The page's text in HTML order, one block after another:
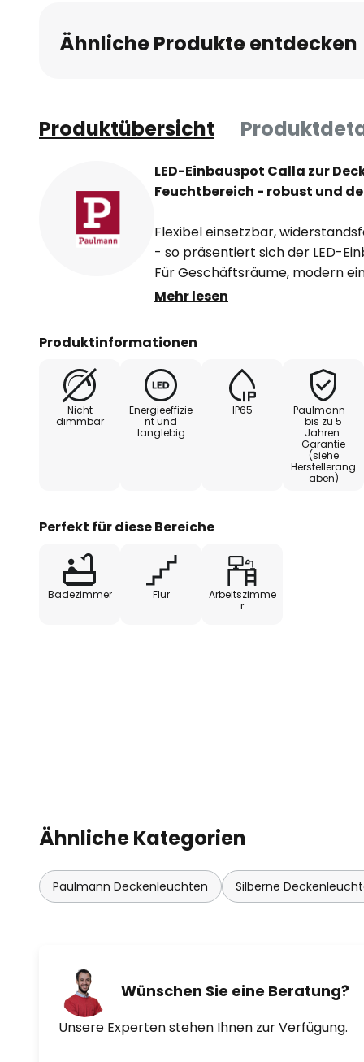
Ähnliche Produkte entdecken
Produktübersicht
LED-Einbauspot Calla zur
Feuchtbereich - robust und
Flexibel einsetzbar,
- so präsentiert sich der LED-
Für Geschäftsräume, modern
Wohnräume oder den Wind und
Beleuchtung.
Das um 30 ° schwenkbare
Ausstrahlwinkel von 100 ° wird
aus Kunststoff eingefasst. Eine
sorgt dafür, dass das
blendfrei erscheint. Über den
230 V-Decken-/
Mehr lesen
Produktinformationen
Nicht
dimmbar
Energieeffizie
nt und
langlebig
IP65
Paulmann –
bis zu 5
Jahren
Garantie
(siehe
Herstellerang
aben)
Perfekt für diese Bereiche
Badezimmer Flur
Arbeitszimme
r
Ähnliche Kategorien
Paulmann Deckenleuchten Silberne
Wünschen Sie eine Beratung?
Unsere Experten stehen Ihnen zur Verfügung.